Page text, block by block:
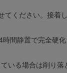
ください。接着
間静置で完全硬化
いる場合は削り落